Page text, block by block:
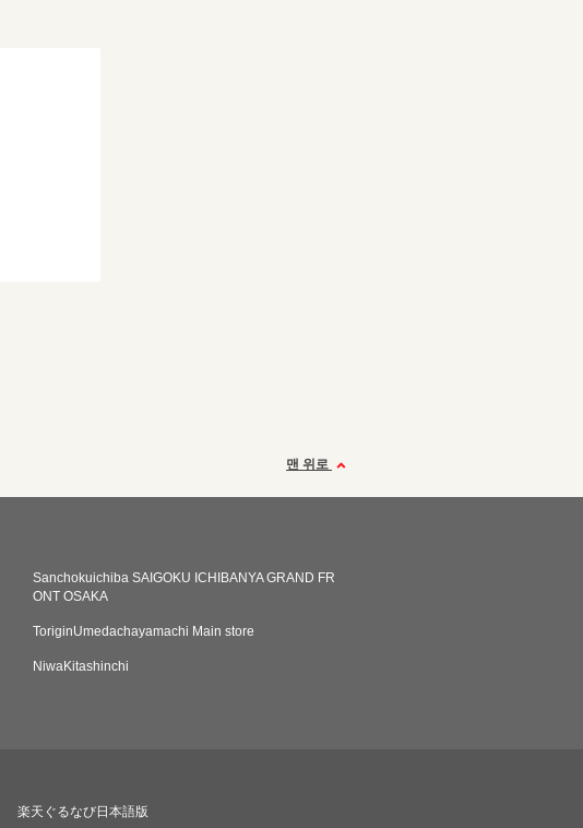
맨 위로
Sanchokuichiba SAIGOKU ICHIBANYA GRAND FR
ONT OSAKA
ToriginUmedachayamachi Main store
NiwaKitashinchi
楽天ぐるなび日本語版